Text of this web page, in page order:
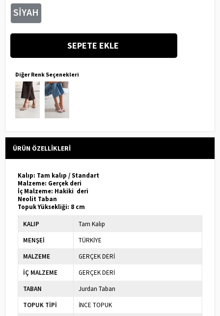
SİYAH
Diğer Renk Seçenekleri
ÜRÜN ÖZELLIKLERI
Kalıp: Tam kalıp / Standart
Malzeme: Gerçek deri
İç Malzeme: Hakiki deri
Neolit Taban
Topuk Yüksekliği: 8 cm
KALIP
Tam Kalıp
MENŞEİ
TÜRKİYE
MALZEME
GERÇEK DERİ
İÇ MALZEME
GERÇEK DERİ
TABAN
Jurdan Taban
TOPUK TİPİ
İNCE TOPUK